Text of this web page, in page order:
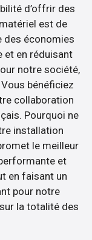
d’offrir des
est de
des économies
et en réduisant
notre société,
bénéficiez
collaboration
Pourquoi ne
installation
le meilleur
et
en faisant un
pour notre
la totalité des